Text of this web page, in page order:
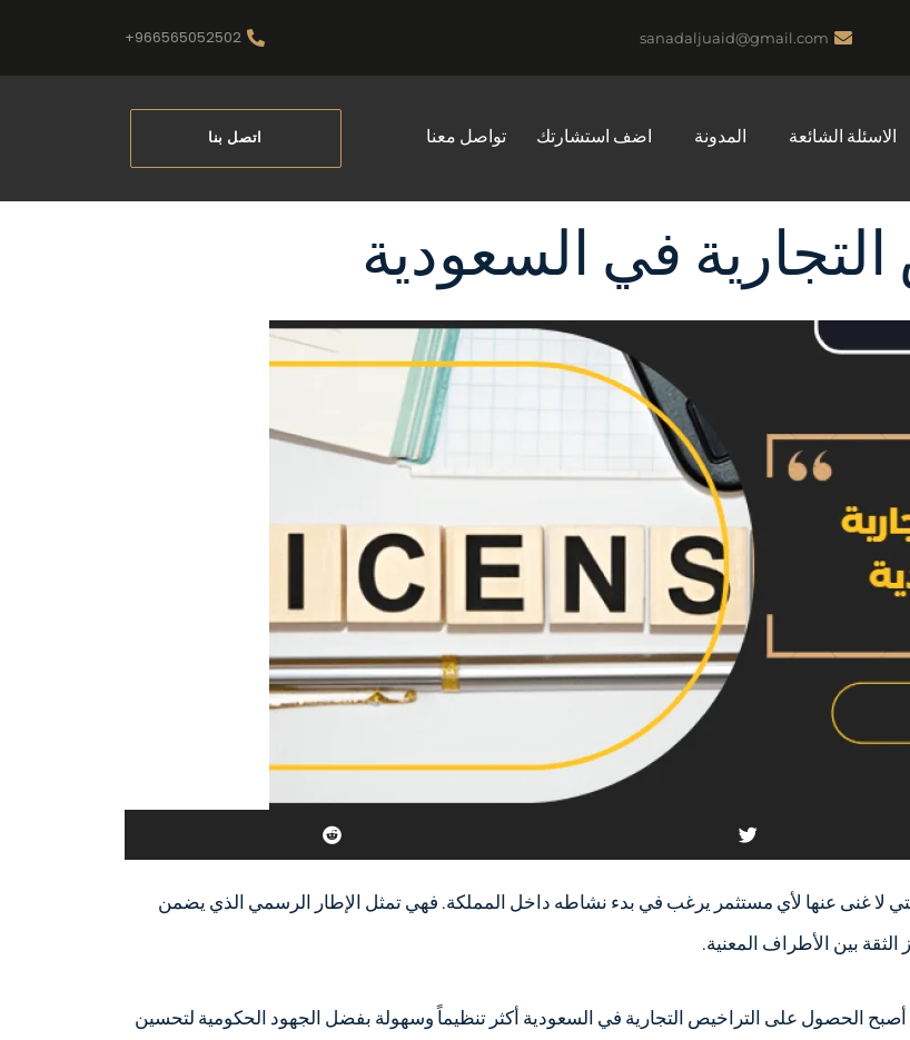
sanadaljuaid@gmail.com
966565052502+
الاسئلة الشائعة المدونة اضف استشارتك تواصل معنا اتصل بنا
في السعودية
لا غنى عنها لأي مستثمر يرغب في بدء نشاطه داخل المملكة. فهي تمثل الإطار الرسمي الذي يضمن
بين الأطراف المعنية.
الحصول على التراخيص التجارية في السعودية أكثر تنظيماً وسهولة بفضل الجهود الحكومية لتحسين